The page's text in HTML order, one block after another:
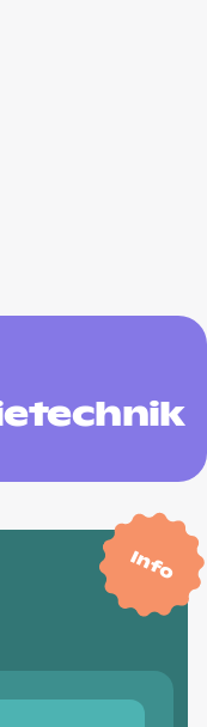
Info